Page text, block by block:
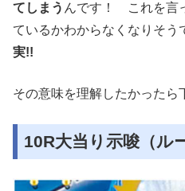
てしまう んです！ これを言
ているかわからなくなりそ
実!!
その意味を理解したかったら
10R大当り示唆（ル